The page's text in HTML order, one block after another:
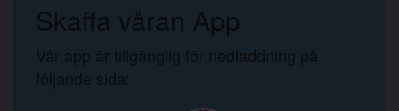
Skaffa våran App
Vår app är tillgänglig för nedladdning på
följande sida: